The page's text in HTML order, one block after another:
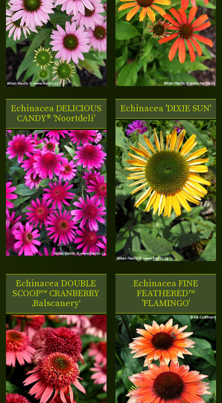
Echinacea DELICIOUS
CANDY® 'Noortdeli'
Echinacea 'DIXIE SUN'
Echinacea DOUBLE
SCOOP™ CRANBERRY
‚Balscanery‘
Echinacea FINE
FEATHERED™
'FLAMINGO'